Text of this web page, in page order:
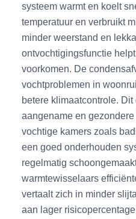
systeem warmt en koelt
temperatuur en verbruikt
minder weerstand en
ontvochtigingsfunctie
voorkomen. De
vochtproblemen in
betere klimaatcontrole.
aangename en
vochtige kamers zoals
een goed onderhouden
regelmatig
warmtewisselaars
vertaalt zich in minder
aan lager